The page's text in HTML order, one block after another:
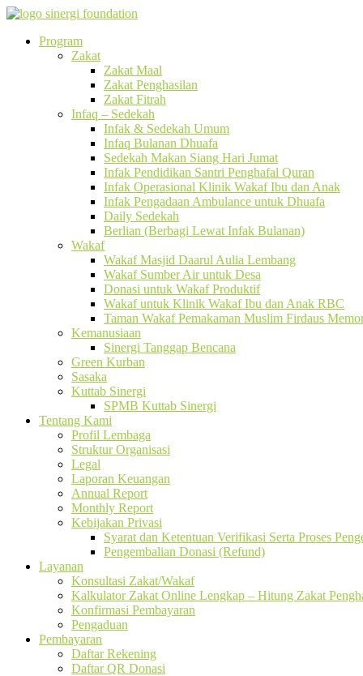
Program
Zakat
Zakat Maal
Zakat Penghasilan
Zakat Fitrah
Infaq – Sedekah
Infak & Sedekah Umum
Infaq Bulanan Dhuafa
Sedekah Makan Siang Hari Jumat
Infak Pendidikan Santri Penghafal Quran
Infak Operasional Klinik Wakaf Ibu dan Anak
Infak Pengadaan Ambulance untuk Dhuafa
Daily Sedekah
Berlian (Berbagi Lewat Infak Bulanan)
Wakaf
Wakaf Masjid Daarul Aulia Lembang
Wakaf Sumber Air untuk Desa
Donasi untuk Wakaf Produktif
Wakaf untuk Klinik Wakaf Ibu dan Anak RBC
Taman Wakaf Pemakaman Muslim Firdaus
Kemanusiaan
Sinergi Tanggap Bencana
Green Kurban
Sasaka
Kuttab Sinergi
SPMB Kuttab Sinergi
Tentang Kami
Profil Lembaga
Struktur Organisasi
Legal
Laporan Keuangan
Annual Report
Monthly Report
Kebijakan Privasi
Syarat dan Ketentuan Verifikasi Serta Proses
Pengembalian Donasi (Refund)
Layanan
Konsultasi Zakat/Wakaf
Kalkulator Zakat Online Lengkap – Hitung Zakat
Konfirmasi Pembayaran
Pengaduan
Pembayaran
Daftar Rekening
Daftar QR Donasi